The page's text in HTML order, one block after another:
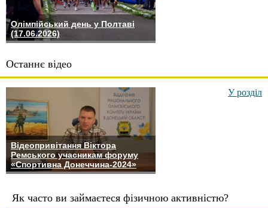
Олімпійський день у Полтаві
(17.06.2026)
Останнє відео
Відеопривітання Віктора
Ремського учасникам форуму
«Спортивна Донеччина-2024»
У розділ
Як часто ви займаєтеся фізичною активністю?